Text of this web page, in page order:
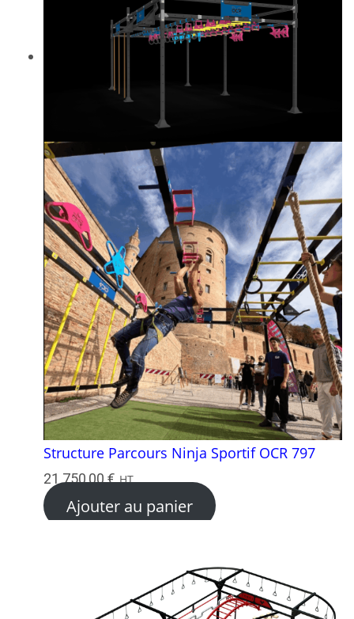
Structure Parcours Ninja Sportif OCR 797
21 750,00€ HT
Ajouter au panier